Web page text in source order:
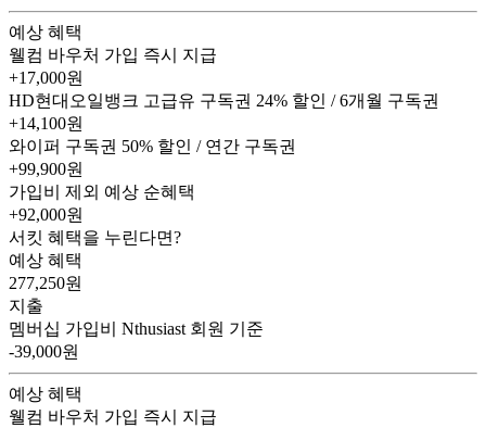
예상 혜택
웰컴 바우처 가입 즉시 지급
+17,000원
HD현대오일뱅크 고급유 구독권 24% 할인 / 6개월 구독권
+14,100원
와이퍼 구독권 50% 할인 / 연간 구독권
+99,900원
가입비 제외 예상 순혜택
+92,000원
서킷 혜택을 누린다면?
예상 혜택
277,250원
지출
멤버십 가입비
Nthusiast 회원 기준
-39,000원
예상 혜택
웰컴 바우처 가입 즉시 지급